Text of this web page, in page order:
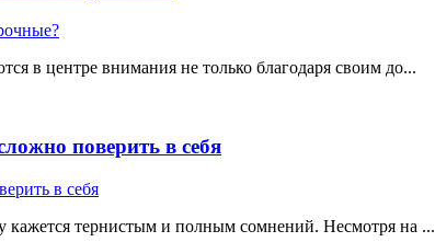
в центре внимания не только благодаря своим до...
поверить в себя
тернистым и полным сомнений. Несмотря на ...